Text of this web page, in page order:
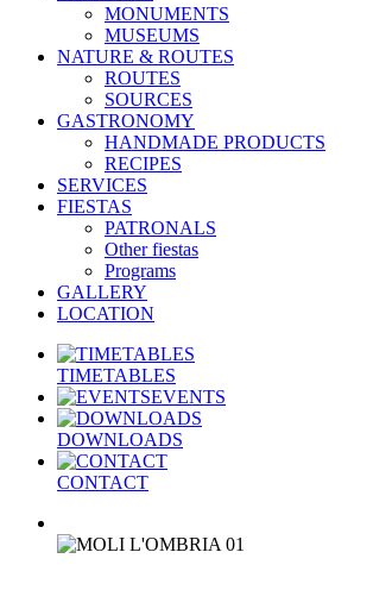
MONUMENTS
MUSEUMS
NATURE & ROUTES
ROUTES
SOURCES
GASTRONOMY
HANDMADE PRODUCTS
RECIPES
SERVICES
FIESTAS
PATRONALS
Other fiestas
Programs
GALLERY
LOCATION
TIMETABLES
EVENTS
DOWNLOADS
CONTACT